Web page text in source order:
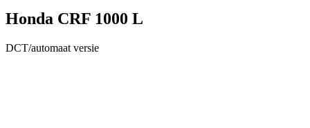
Honda CRF 1000 L
DCT/automaat versie